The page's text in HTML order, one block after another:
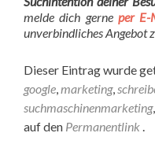
melde dich gerne per E-
unverbindliches Angebot
Dieser Eintrag wurde
google,marketing,
suchmaschinenmarketing,
auf den Permanentlink .